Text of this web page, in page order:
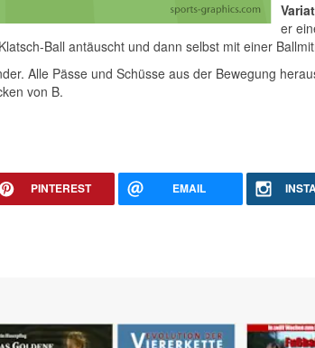
er
Ball antäuscht und dann selbst mit einer
Alle Pässe und Schüsse aus der Bewegung
von B.
PINTEREST EMAIL